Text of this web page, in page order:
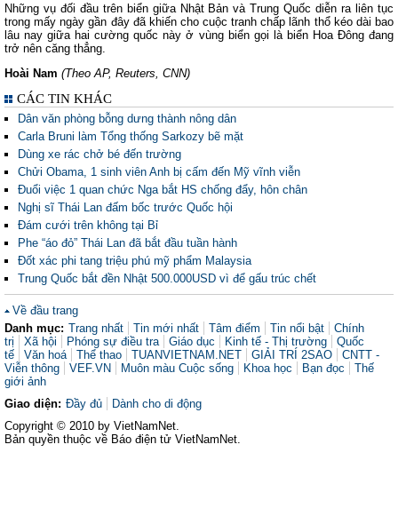
Những vụ đối đầu trên biển giữa Nhật Bản và Trung Quốc diễn ra liên tục
trong mấy ngày gần đây đã khiến cho cuộc tranh chấp lãnh thổ kéo dài bao
lâu nay giữa hai cường quốc này ở vùng biển gọi là biển Hoa Đông đang
trở nên căng thẳng.
Hoài Nam (Theo AP, Reuters, CNN)
CÁC TIN KHÁC
Dân văn phòng bỗng dưng thành nông dân
Carla Bruni làm Tổng thống Sarkozy bẽ mặt
Dùng xe rác chở bé đến trường
Chửi Obama, 1 sinh viên Anh bị cấm đến Mỹ vĩnh viễn
Đuổi việc 1 quan chức Nga bắt HS chống đẩy, hôn chân
Nghị sĩ Thái Lan đấm bốc trước Quốc hội
Đám cưới trên không tại Bỉ
Phe “áo đỏ” Thái Lan đã bắt đầu tuần hành
Đốt xác phi tang triệu phú mỹ phẩm Malaysia
Trung Quốc bắt đền Nhật 500.000USD vì để gấu trúc chết
Về đầu trang
Danh mục: Trang nhất Tin mới nhất Tâm điểm Tin nổi bật
Chính
trị
Xã hội Phóng sự điều tra Giáo dục Kinh tế - Thị trường
Quốc
tế
Văn hoá Thể thao TUANVIETNAM.NET GIẢI TRÍ 2SAO
CNTT -
Viễn thông
VEF.VN Muôn màu Cuộc sống Khoa học Bạn đọc
Thế
giới ảnh
Giao diện: Đầy đủ
Dành cho di động
Copyright © 2010 by VietNamNet.
Bản quyền thuộc về Báo điện tử VietNamNet.